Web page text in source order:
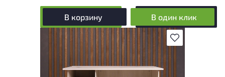
В корзину В один клик
В избранное